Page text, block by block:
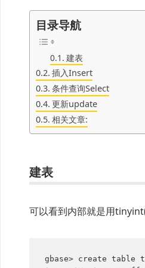
目录导航
建表
插入Insert
条件查询Select
更新update
相关文章:
建表
可以看到内部就是用
gbase> create table